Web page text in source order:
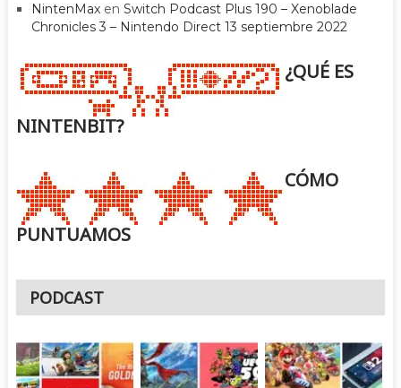
NintenMaxen Switch Podcast Plus 190 – Xenoblade
Chronicles 3 – Nintendo Direct 13 septiembre 2022
¿QUÉ ES
NINTENBIT?
CÓMO
PUNTUAMOS
PODCAST